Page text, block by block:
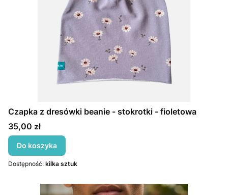
Czapka z dresówki beanie - stokrotki - fioletowa
Cena
35,00 zł
Do koszyka
Dostępność: kilka sztuk